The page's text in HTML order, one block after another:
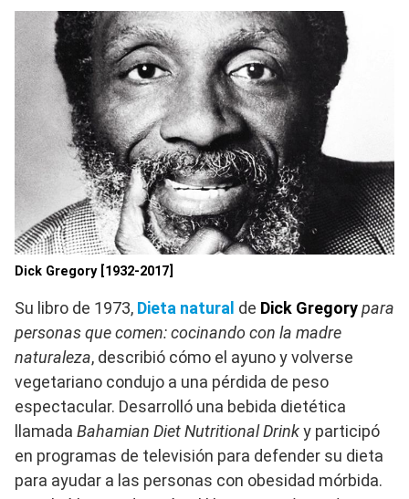
Dick Gregory [1932-2017]
Su libro de 1973, Dieta natural de Dick Gregorypara
personas que comen: cocinando con la madre
naturaleza, describió cómo el ayuno y volverse
vegetariano condujo a una pérdida de peso
espectacular. Desarrolló una bebida dietética
llamada Bahamian Diet Nutritional Drinky participó
en programas de televisión para defender su dieta
para ayudar a las personas con obesidad mórbida.